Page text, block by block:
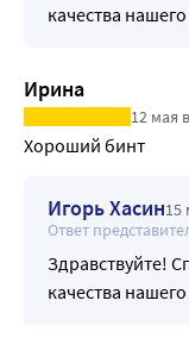
качества
Ирина
12 мая
Хороший бинт
Игорь Хасин15
Ответ
Здравствуйте!
качества